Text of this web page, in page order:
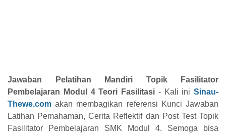
Jawaban Pelatihan Mandiri Topik Fasilitator
Pembelajaran Modul 4 Teori Fasilitasi - Kali ini Sinau-
Thewe.com akan membagikan referensi Kunci Jawaban
Latihan Pemahaman, Cerita Reflektif dan Post Test Topik
Fasilitator Pembelajaran SMK Modul 4. Semoga bisa